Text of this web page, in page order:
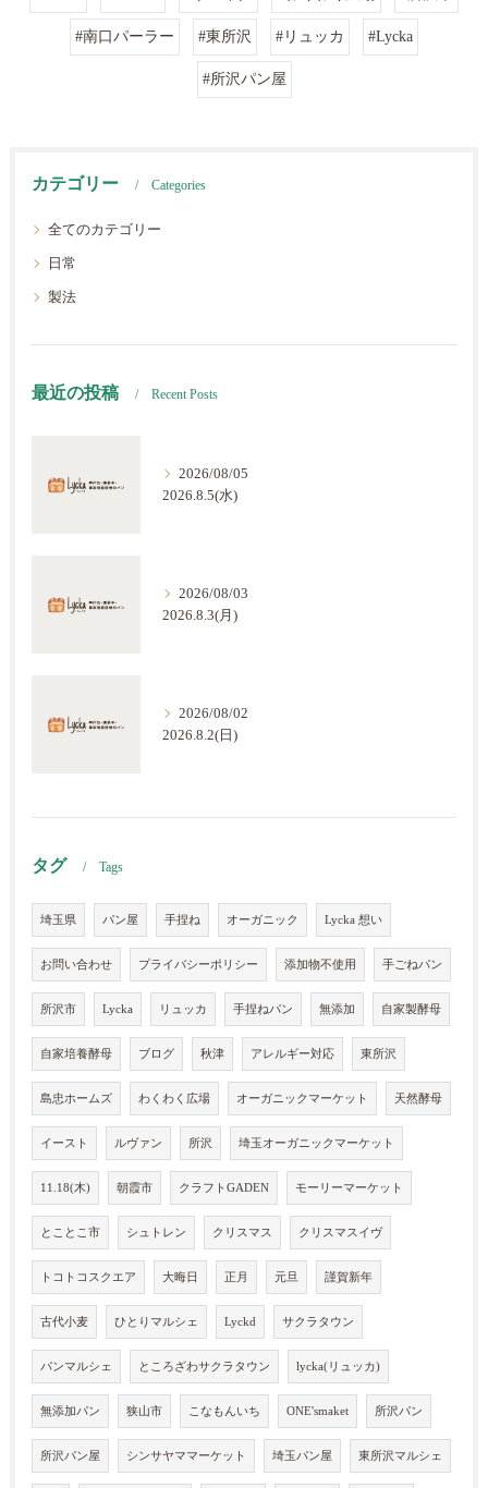
#南口パーラー #東所沢 #リュッカ #Lycka
#所沢パン屋
カテゴリー Categories
全てのカテゴリー
日常
製法
最近の投稿 Recent Posts
2026/08/05
2026.8.5(水)
2026/08/03
2026.8.3(月)
2026/08/02
2026.8.2(日)
タグ Tags
埼玉県 パン屋 手捏ね オーガニック Lycka 想い
お問い合わせ プライバシーポリシー 添加物不使用 手ごねパン
所沢市 Lycka リュッカ 手捏ねパン 無添加 自家製酵母
自家培養酵母 ブログ 秋津 アレルギー対応 東所沢
島忠ホームズ わくわく広場 オーガニックマーケット 天然酵母
イースト ルヴァン 所沢 埼玉オーガニックマーケット
11.18(木) 朝霞市 クラフトGADEN モーリーマーケット
とことこ市 シュトレン クリスマス クリスマスイヴ
トコトコスクエア 大晦日 正月 元旦 謹賀新年
古代小麦 ひとりマルシェ Lyckd サクラタウン
パンマルシェ ところざわサクラタウン lycka(リュッカ)
無添加パン 狭山市 こなもんいち ONE'smaket 所沢パン
所沢パン屋 シンサヤママーケット 埼玉パン屋 東所沢マルシェ